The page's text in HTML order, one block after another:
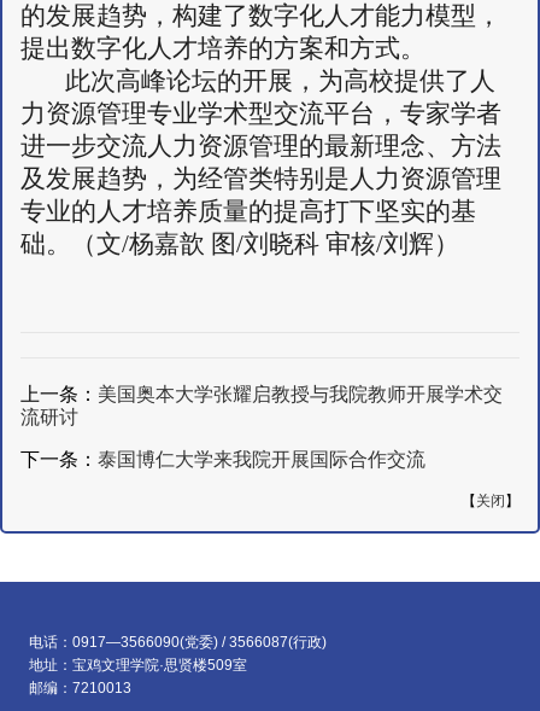
的发展趋势，构建了数字化人才能力模型，
提出数字化人才培养的方案和方式。
此次高峰论坛的开展，为高校提供了人
力资源管理专业学术型交流平台，专家学者
进一步交流人力资源管理的最新理念、方法
及发展趋势，为经管类特别是人力资源管理
专业的人才培养质量的提高打下坚实的基
础。（文/杨嘉歆 图/刘晓科 审核/刘辉）
上一条： 美国奥本大学张耀启教授与我院教师开展学术交
流研讨
下一条： 泰国博仁大学来我院开展国际合作交流
【 关闭 】
电话：0917—3566090(党委) / 3566087(行政)
地址：宝鸡文理学院·思贤楼509室
邮编：7210013